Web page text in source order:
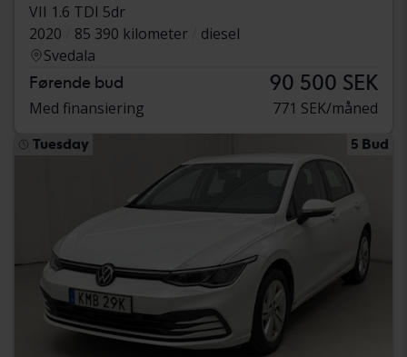
VII 1.6 TDI 5dr
2020
85 390 kilometer
diesel
Svedala
Førende bud 90 500 SEK
Med finansiering 771 SEK/måned
Tuesday 5 Bud